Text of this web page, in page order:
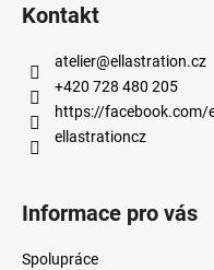
Kontakt
atelier@ellastration.cz
+420 728 480 205
https://facebook.com/
ellastrationcz
Informace pro vás
Spolupráce